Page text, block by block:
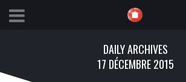
DAILY ARCHIVES
17 DÉCEMBRE 2015